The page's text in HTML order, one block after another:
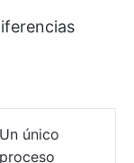
Un único
proceso